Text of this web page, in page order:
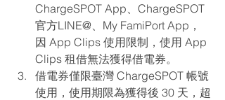
ChargeSPOT App、ChargeSPOT
官方LINE@、My FamiPort App，
因 App Clips 使用限制，使用 App
Clips 租借無法獲得借電券。
借電券僅限臺灣 ChargeSPOT 帳號
使用， 使用期限為獲得後 30 天，超